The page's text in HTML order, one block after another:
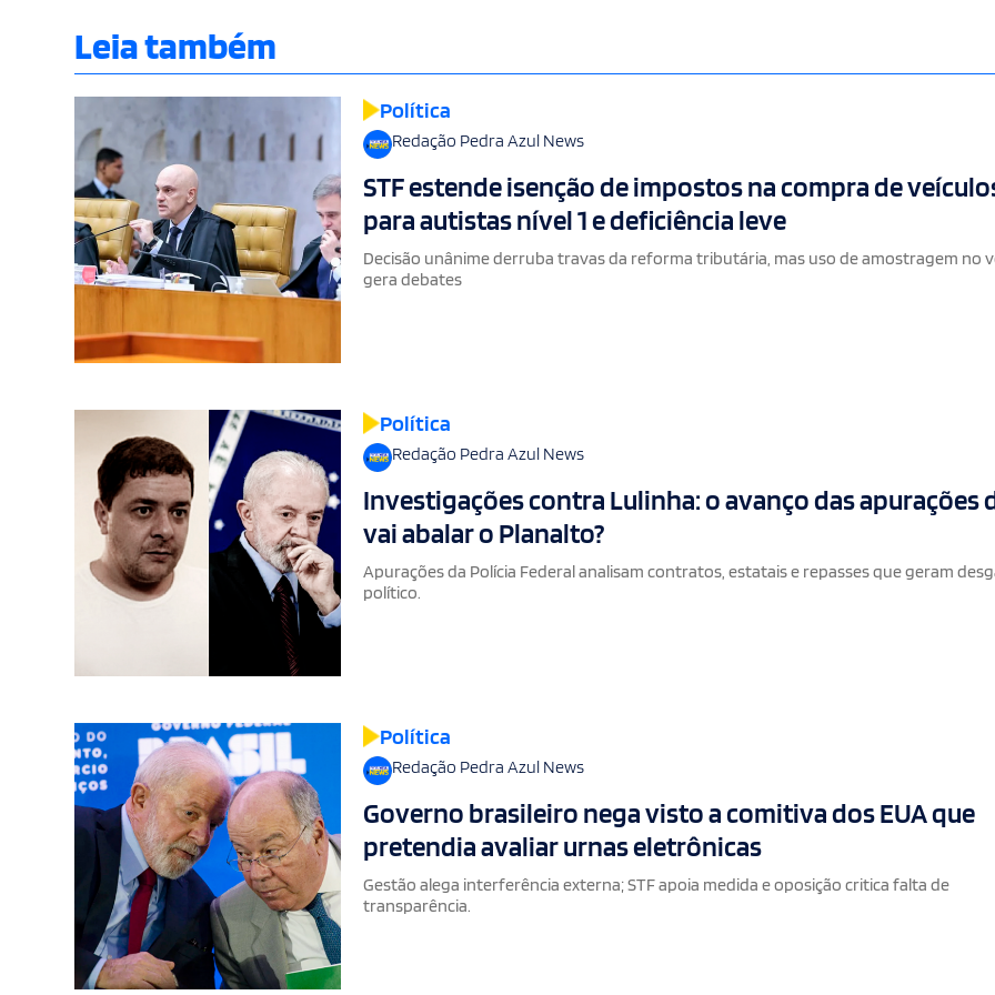
Leia também
Política
Redação Pedra Azul News
STF estende isenção de impostos na compra de
para autistas nível 1 e deficiência leve
Decisão unânime derruba travas da reforma tributária, mas uso de amostragem no
gera debates
Política
Redação Pedra Azul News
Investigações contra Lulinha: o avanço das apurações
vai abalar o Planalto?
Apurações da Polícia Federal analisam contratos, estatais e repasses que geram
político.
Política
Redação Pedra Azul News
Governo brasileiro nega visto a comitiva dos EUA que
pretendia avaliar urnas eletrônicas
Gestão alega interferência externa; STF apoia medida e oposição critica falta de
transparência.